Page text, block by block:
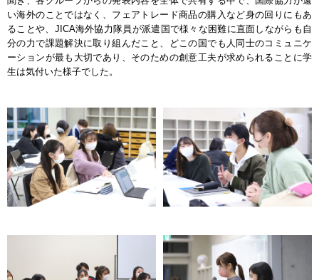
い海外のことではなく、フェアトレード商品の購入など身の回りにもあ
ることや、JICA海外協力隊員が派遣国で様々な困難に直面しながらも自
分の力で課題解決に取り組んだこと、どこの国でも人同士のコミュニケ
ーションが最も大切であり、そのための創意工夫が求められることに学
生は気付いた様子でした。